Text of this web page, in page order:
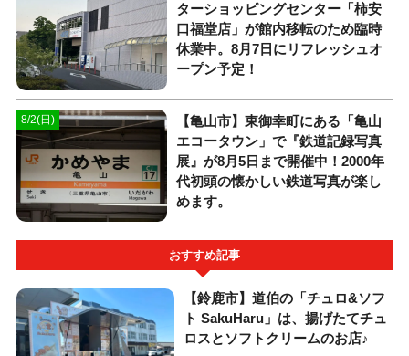
ターショッピングセンター「柿安
口福堂店」が館内移転のため臨時
休業中。8月7日にリフレッシュオ
ープン予定！
8/2(日)
【亀山市】東御幸町にある「亀山
エコータウン」で『鉄道記録写真
展』が8月5日まで開催中！2000年
代初頭の懐かしい鉄道写真が楽し
めます。
おすすめ記事
【鈴鹿市】道伯の「チュロ&ソフ
ト SakuHaru」は、揚げたてチュ
ロスとソフトクリームのお店♪